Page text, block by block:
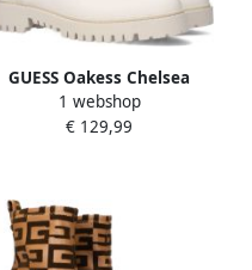
GUESS Oakess Chelsea
boots Enkellaarsjes Dames
Beige
1 webshop
€ 129,99